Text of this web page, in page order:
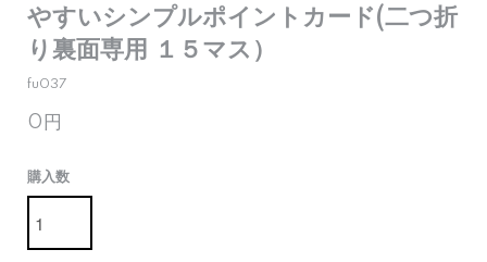
やすいシンプルポイントカード(二つ折
り裏面専用 １５マス）
fu037
0円
購入数